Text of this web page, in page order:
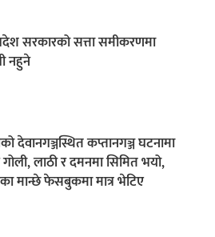
प्रदेश सरकारको सत्ता समीकरणमा
नहुने
देवानगञ्जस्थित कप्तानगञ्ज घटनामा
लाठी र दमनमा सिमित भयो,
मान्छे फेसबुकमा मात्र भेटिए